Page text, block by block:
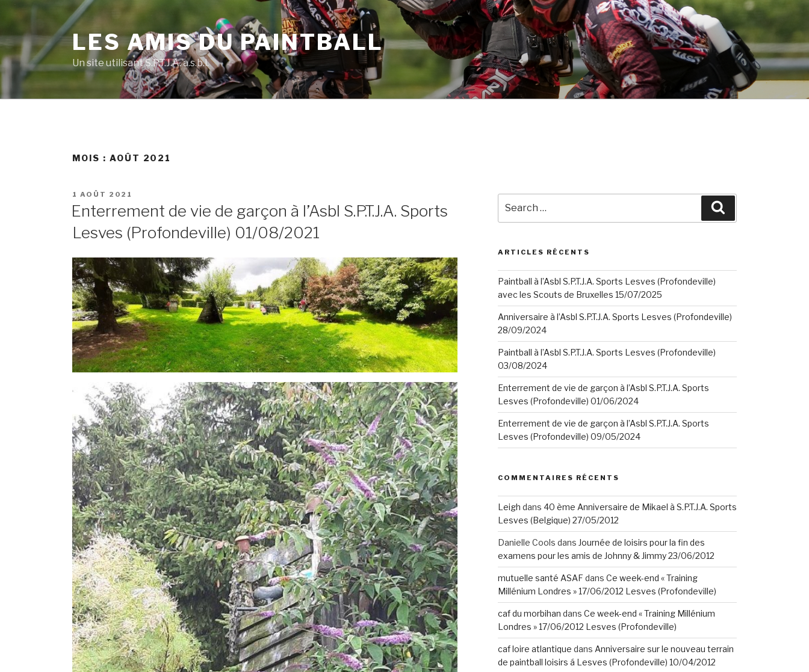
content
LES AMIS DU PAINTBALL
Un site utilisant S.P.T.J.A. a.s.b.l.
MOIS : AOÛT 2021
POSTED
1 AOÛT 2021
Enterrement de vie de garçon à l’Asbl S.P.T.J.A. Sports
Lesves (Profondeville) 01/08/2021
for:
ARTICLES RÉCENTS
Paintball à l’Asbl S.P.T.J.A. Sports Lesves (Profondeville)
avec les Scouts de Bruxelles 15/07/2025
Anniversaire à l’Asbl S.P.T.J.A. Sports Lesves (Profondeville)
28/09/2024
Paintball à l’Asbl S.P.T.J.A. Sports Lesves (Profondeville)
03/08/2024
Enterrement de vie de garçon à l’Asbl S.P.T.J.A. Sports
Lesves (Profondeville) 01/06/2024
Enterrement de vie de garçon à l’Asbl S.P.T.J.A. Sports
Lesves (Profondeville) 09/05/2024
COMMENTAIRES RÉCENTS
Leigh dans 40 ème Anniversaire de Mikael à S.P.T.J.A. Sports
Lesves (Belgique) 27/05/2012
Danielle Cools dans Journée de loisirs pour la fin des
examens pour les amis de Johnny & Jimmy 23/06/2012
mutuelle santé ASAFdans Ce week-end « Training
Millénium Londres » 17/06/2012 Lesves (Profondeville)
caf du morbihan dans Ce week-end « Training Millénium
Londres » 17/06/2012 Lesves (Profondeville)
caf loire atlantique dans Anniversaire sur le nouveau terrain
de paintball loisirs á Lesves (Profondeville) 10/04/2012